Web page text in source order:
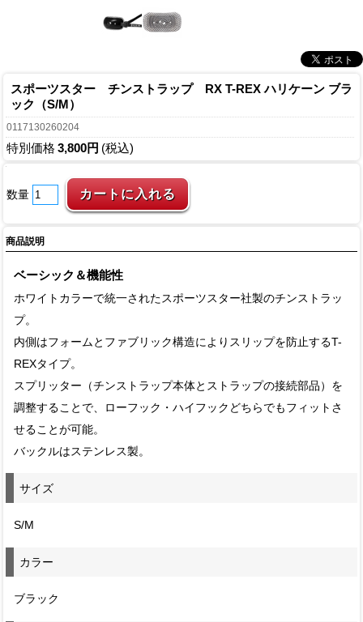
スポーツスター チンストラップ RX T-REX ハリケーン ブラ
ック（S/M）
0117130260204
特別価格 3,800円 (税込)
数量
商品説明
ベーシック＆機能性
ホワイトカラーで統一されたスポーツスター社製のチンストラッ
プ。
内側はフォームとファブリック構造によりスリップを防止するT-
REXタイプ。
スプリッター（チンストラップ本体とストラップの接続部品）を
調整することで、ローフック・ハイフックどちらでもフィットさ
せることが可能。
バックルはステンレス製。
サイズ
S/M
カラー
ブラック